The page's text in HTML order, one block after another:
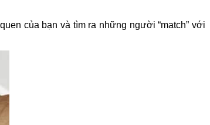
của bạn và tìm ra những người “match” với